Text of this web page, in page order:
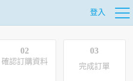
登入
02
確認訂購資料
03
完成訂單